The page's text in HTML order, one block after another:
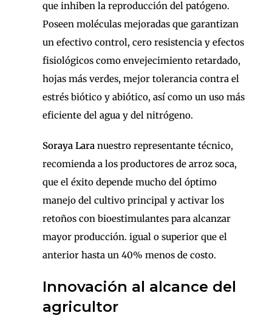
que inhiben la reproducción del patógeno.
Poseen moléculas mejoradas que garantizan
un efectivo control, cero resistencia y efectos
fisiológicos como envejecimiento retardado,
hojas más verdes, mejor tolerancia contra el
estrés biótico y abiótico, así como un uso más
eficiente del agua y del nitrógeno.
Soraya Lara nuestro representante técnico,
recomienda a los productores de arroz soca,
que el éxito depende mucho del óptimo
manejo del cultivo principal y activar los
retoños con bioestimulantes para alcanzar
mayor producción. igual o superior que el
anterior hasta un 40% menos de costo.
Innovación al alcance del
agricultor